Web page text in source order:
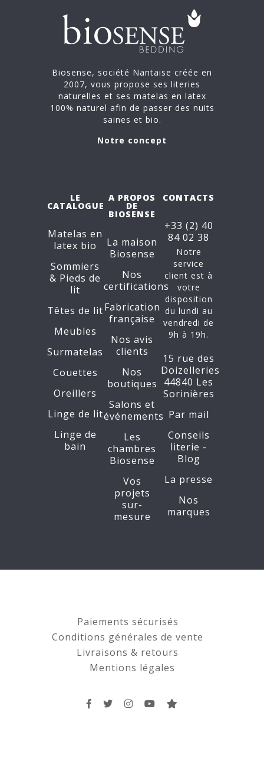
Biosense, société Nantaise créée en
2007, vous propose ses literies
naturelles et ses matelas en latex
100% naturel afin de passer des nuits
saines et bio.
Notre concept
LE
CATALOGUE
Matelas en
latex bio
Sommiers
& Pieds de
lit
Têtes de lit
Meubles
Surmatelas
Couettes
Oreillers
Linge de lit
Linge de
bain
A PROPOS
DE
BIOSENSE
La maison
Biosense
Nos
certifications
Fabrication
française
Nos avis
clients
Nos
boutiques
Salons et
événements
Les
chambres
Biosense
Vos
projets
sur-
mesure
CONTACTS
+33 (2) 40
84 02 38
Notre
service
client est à
votre
disposition
du lundi au
vendredi de
9h à 19h.
15 rue des
Doizelleries
44840 Les
Sorinières
Par mail
Conseils
literie -
Blog
La presse
Nos
marques
Paiements sécurisés
Conditions générales de vente
Livraisons & retours
Mentions légales